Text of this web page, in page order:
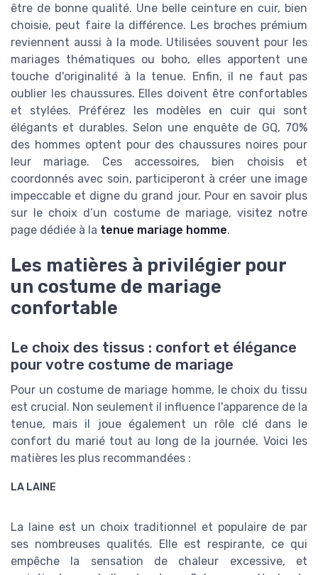
être de bonne qualité. Une belle ceinture en cuir, bien
choisie, peut faire la différence. Les broches prémium
reviennent aussi à la mode. Utilisées souvent pour les
mariages thématiques ou boho, elles apportent une
touche d'originalité à la tenue. Enfin, il ne faut pas
oublier les chaussures. Elles doivent être confortables
et stylées. Préférez les modèles en cuir qui sont
élégants et durables. Selon une enquête de GQ, 70%
des hommes optent pour des chaussures noires pour
leur mariage. Ces accessoires, bien choisis et
coordonnés avec soin, participeront à créer une image
impeccable et digne du grand jour. Pour en savoir plus
sur le choix d’un costume de mariage, visitez notre
page dédiée à la tenue mariage homme.
Les matières à privilégier pour
un costume de mariage
confortable
Le choix des tissus : confort et élégance
pour votre costume de mariage
Pour un costume de mariage homme, le choix du tissu
est crucial. Non seulement il influence l'apparence de la
tenue, mais il joue également un rôle clé dans le
confort du marié tout au long de la journée. Voici les
matières les plus recommandées :
LA LAINE
La laine est un choix traditionnel et populaire de par
ses nombreuses qualités. Elle est respirante, ce qui
empêche la sensation de chaleur excessive, et